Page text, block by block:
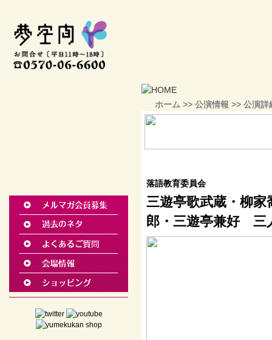
ホーム >> 公演情報 >> 公演詳
落語教育委員会
三遊亭歌武蔵・柳家
郎・三遊亭兼好 三